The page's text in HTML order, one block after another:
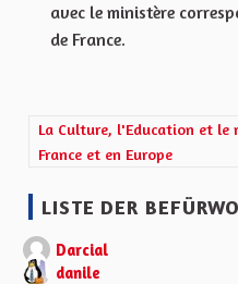
avec le ministère
de France.
Ergebnisse nach Kategorie
La Culture, l'Education et le
France et en Europe
LISTE DER
Darcial
danile